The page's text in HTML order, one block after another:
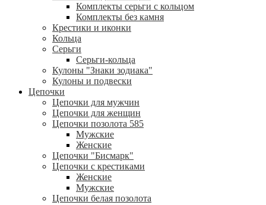
Комплекты серьги с кольцом
Комплекты без камня
Крестики и иконки
Кольца
Серьги
Серьги-кольца
Кулоны "Знаки зодиака"
Кулоны и подвески
Цепочки
Цепочки для мужчин
Цепочки для женщин
Цепочки позолота 585
Мужские
Женские
Цепочки "Бисмарк"
Цепочки с крестиками
Женские
Мужские
Цепочки белая позолота